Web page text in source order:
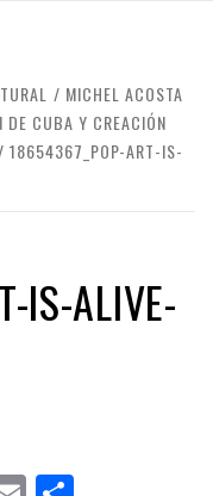
MICHEL ACOSTA
DE CUBA Y CREACIÓN
18654367_POP-ART-IS-
IS-ALIVE-